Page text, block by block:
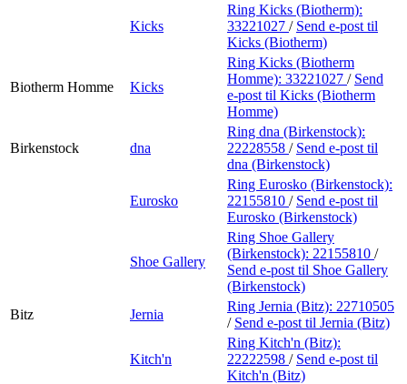
Kicks
Ring Kicks (Biotherm):
33221027 / Send e-post til
Kicks (Biotherm)
Biotherm Homme Kicks
Ring Kicks (Biotherm
Homme): 33221027 / Send
e-post til Kicks (Biotherm
Homme)
Birkenstock dna
Ring dna (Birkenstock):
22228558 / Send e-post til
dna (Birkenstock)
Eurosko
Ring Eurosko (Birkenstock):
22155810 / Send e-post til
Eurosko (Birkenstock)
Shoe Gallery
Ring Shoe Gallery
(Birkenstock): 22155810 /
Send e-post til Shoe Gallery
(Birkenstock)
Bitz
Jernia
Ring Jernia (Bitz): 22710505
/ Send e-post til Jernia (Bitz)
Kitch'n
Ring Kitch'n (Bitz):
22222598 / Send e-post til
Kitch'n (Bitz)